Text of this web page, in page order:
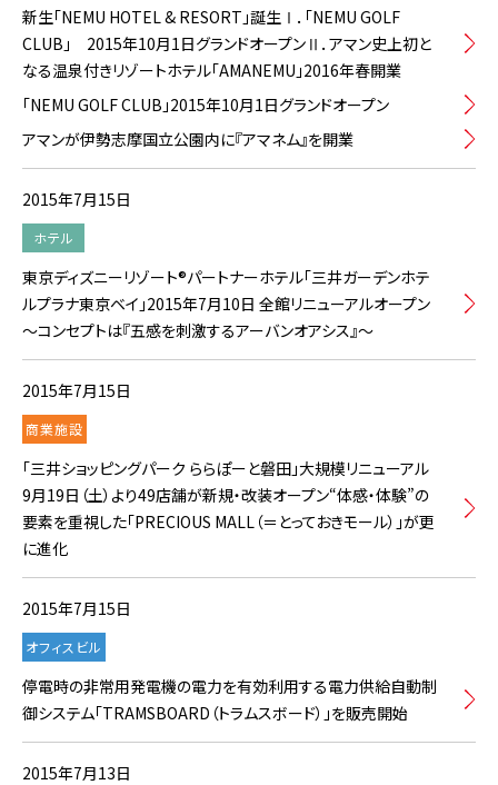
新生「NEMU HOTEL & RESORT」誕生Ⅰ．「NEMU GOLF
CLUB」 2015年10月1日グランドオープンⅡ．アマン史上初と
なる温泉付きリゾートホテル「AMANEMU」2016年春開業
「NEMU GOLF CLUB」2015年10月1日グランドオープン
アマンが伊勢志摩国立公園内に『アマネム』を開業
2015年7月15日
ホテル
東京ディズニーリゾート®パートナーホテル「三井ガーデンホテ
ルプラナ東京ベイ」2015年7月10日 全館リニューアルオープン
～コンセプトは『五感を刺激するアーバンオアシス』～
2015年7月15日
商業施設
「三井ショッピングパーク ららぽーと磐田」大規模リニューアル
9月19日（土）より49店舗が新規・改装オープン“体感・体験”の
要素を重視した「PRECIOUS MALL（＝とっておきモール）」が更
に進化
2015年7月15日
オフィスビル
停電時の非常用発電機の電力を有効利用する電力供給自動制
御システム「TRAMSBOARD（トラムスボード）」を販売開始
2015年7月13日